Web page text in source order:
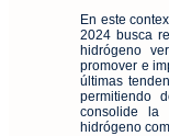
En este
2024 busca
hidrógeno
promover e
últimas
permitiendo
consolide la
hidrógeno